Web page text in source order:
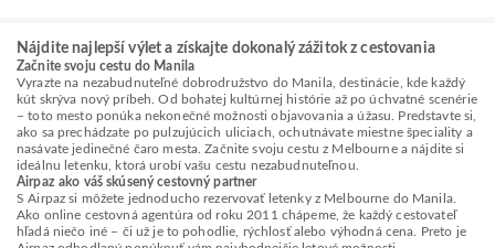
Nájdite najlepší výlet a získajte dokonalý zážitok z cestovania
Začnite svoju cestu do Manila
Vyrazte na nezabudnuteľné dobrodružstvo do Manila, destinácie, kde každý
kút skrýva nový príbeh. Od bohatej kultúrnej histórie až po úchvatné scenérie
– toto mesto ponúka nekonečné možnosti objavovania a úžasu. Predstavte si,
ako sa prechádzate po pulzujúcich uliciach, ochutnávate miestne špeciality a
nasávate jedinečné čaro mesta. Začnite svoju cestu z Melbourne a nájdite si
ideálnu letenku, ktorá urobí vašu cestu nezabudnuteľnou.
Airpaz ako váš skúsený cestovný partner
S Airpaz si môžete jednoducho rezervovať letenky z Melbourne do Manila.
Ako online cestovná agentúra od roku 2011 chápeme, že každý cestovateľ
hľadá niečo iné – či už je to pohodlie, rýchlosť alebo výhodná cena. Preto je